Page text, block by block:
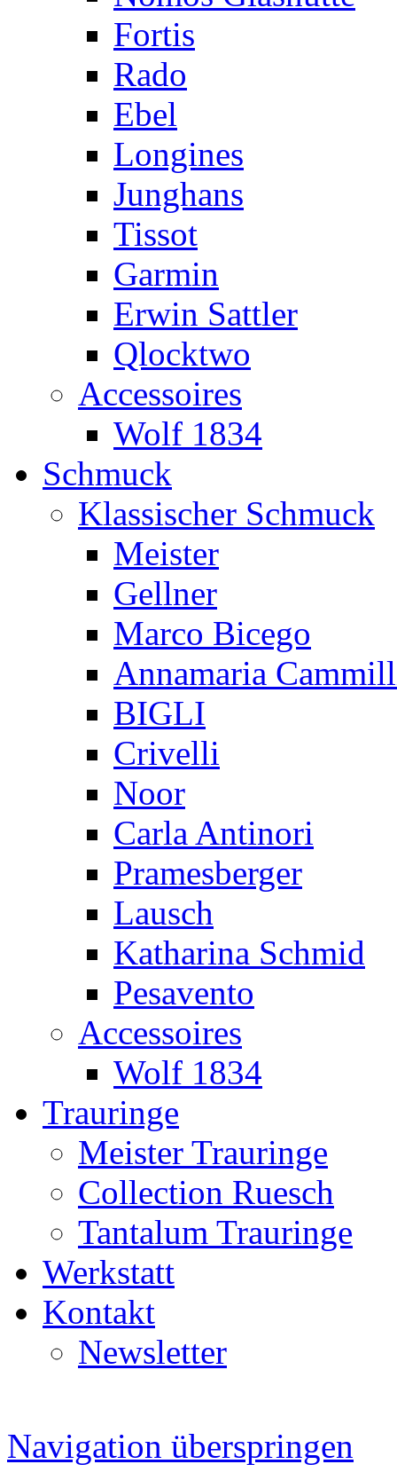
Fortis
Rado
Ebel
Longines
Junghans
Tissot
Garmin
Erwin Sattler
Qlocktwo
Accessoires
Wolf 1834
Schmuck
Klassischer Schmuck
Meister
Gellner
Marco Bicego
Annamaria
BIGLI
Crivelli
Noor
Carla Antinori
Pramesberger
Lausch
Katharina Schmid
Pesavento
Accessoires
Wolf 1834
Trauringe
Meister Trauringe
Collection Ruesch
Tantalum Trauringe
Werkstatt
Kontakt
Newsletter
Navigation überspringen